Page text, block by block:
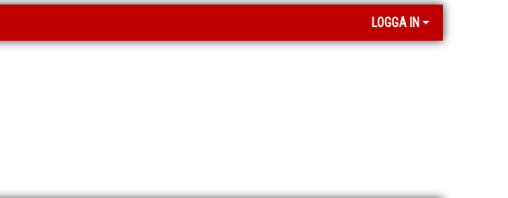
LOGGA IN